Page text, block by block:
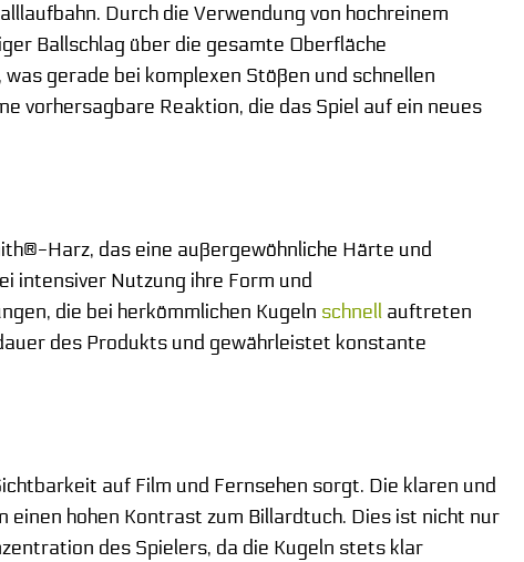
Durch die Verwendung von hochreinem
Ballschlag über die gesamte Oberfläche
gerade bei komplexen Stößen und schnellen
vorhersagbare Reaktion, die das Spiel auf ein neues
Harz, das eine außergewöhnliche Härte und
intensiver Nutzung ihre Form und
die bei herkömmlichen Kugeln schnell auftreten
des Produkts und gewährleistet konstante
auf Film und Fernsehen sorgt. Die klaren und
einen hohen Kontrast zum Billardtuch. Dies ist nicht nur
des Spielers, da die Kugeln stets klar